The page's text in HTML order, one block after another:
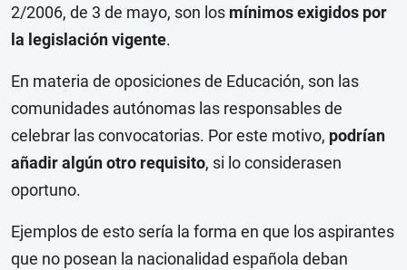
2/2006, de 3 de mayo, son los mínimos exigidos por
la legislación vigente.
En materia de oposiciones de Educación, son las
comunidades autónomas las responsables de
celebrar las convocatorias. Por este motivo, podrían
añadir algún otro requisito, si lo considerasen
oportuno.
Ejemplos de esto sería la forma en que los aspirantes
que no posean la nacionalidad española deban